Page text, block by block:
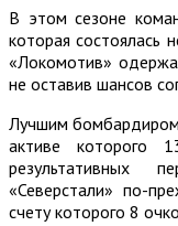
В этом сезоне
которая состоялась
«Локомотив»
не оставив шансов
Лучшим бомбардиром
активе которого
результативных
«Северстали» по-
счету которого 8